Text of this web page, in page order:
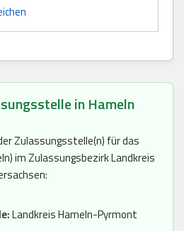
in Hameln
Zulassungsstelle(n) für das
im Zulassungsbezirk Landkreis
Landkreis Hameln-Pyrmont